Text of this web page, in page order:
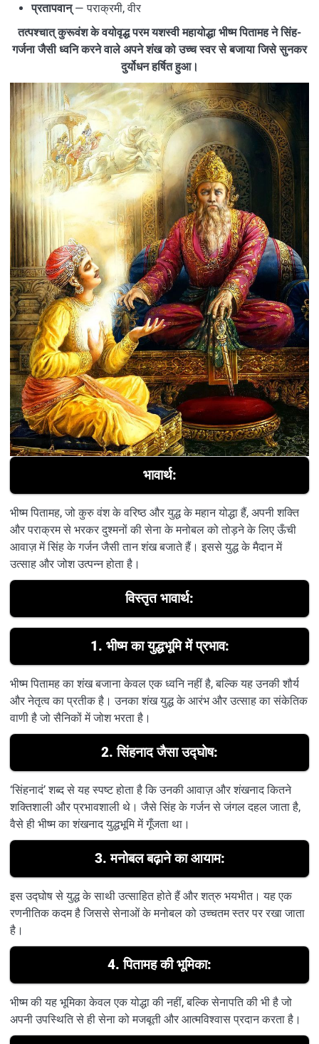
प्रतापवान्— पराक्रमी, वीर
तत्पश्चात् कुरूवंश के वयोवृद्ध परम यशस्वी महायोद्धा भीष्म पितामह ने सिंह-
गर्जना जैसी ध्वनि करने वाले अपने शंख को उच्च स्वर से बजाया जिसे सुनकर
दुर्योधन हर्षित हुआ।
भावार्थ:
भीष्म पितामह, जो कुरु वंश के वरिष्ठ और युद्ध के महान योद्धा हैं, अपनी शक्ति
और पराक्रम से भरकर दुश्मनों की सेना के मनोबल को तोड़ने के लिए ऊँची
आवाज़ में सिंह के गर्जन जैसी तान शंख बजाते हैं। इससे युद्ध के मैदान में
उत्साह और जोश उत्पन्न होता है।
विस्तृत भावार्थ:
1. भीष्म का युद्धभूमि में प्रभाव:
भीष्म पितामह का शंख बजाना केवल एक ध्वनि नहीं है, बल्कि यह उनकी शौर्य
और नेतृत्व का प्रतीक है। उनका शंख युद्ध के आरंभ और उत्साह का संकेतिक
वाणी है जो सैनिकों में जोश भरता है।
2.सिंहनाद जैसा उद्घोष:
‘सिंहनादं’ शब्द से यह स्पष्ट होता है कि उनकी आवाज़ और शंखनाद कितने
शक्तिशाली और प्रभावशाली थे। जैसे सिंह के गर्जन से जंगल दहल जाता है,
वैसे ही भीष्म का शंखनाद युद्धभूमि में गूँजता था।
3.मनोबल बढ़ाने का आयाम:
इस उद्घोष से युद्ध के साथी उत्साहित होते हैं और शत्रु भयभीत। यह एक
रणनीतिक कदम है जिससे सेनाओं के मनोबल को उच्चतम स्तर पर रखा जाता
है।
4.पितामह की भूमिका:
भीष्म की यह भूमिका केवल एक योद्धा की नहीं, बल्कि सेनापति की भी है जो
अपनी उपस्थिति से ही सेना को मजबूती और आत्मविश्वास प्रदान करता है।